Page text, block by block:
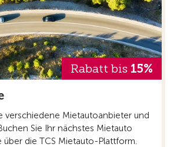
Rabatt bis 15%
verschiedene Mietautoanbieter und
Sie Ihr nächstes Mietauto
die TCS Mietauto-Plattform.